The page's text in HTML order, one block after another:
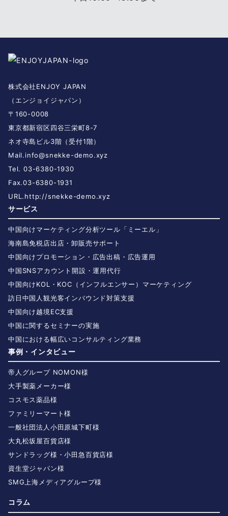
株式会社ENJOY JAPAN
（エンジョイジャパン）
〒160-0008
東京都新宿区四谷三栄町8-7
ネオ寺島ビル3階（受付1階）
Mail.info@snekke-demo.xyz
Tel. 03-6380-1930
Fax.03-6380-1931
URL.http://snekke-demo.xyz
サービス
中国向けマーケティング分析ツール「ミーエル」
海南島免税店出店・卸販売サポート
中国向けプロモーション・広告出稿・広告運用
中国SNSアカウント開設・運用代行
中国向けKOL・KOC（インフルエンサー）マーケティング
訪日中国人観光客インバウンド対策支援
中国向け越境EC支援
中国に関するセミナーの実施
中国における幅広いコンサルティング業務
事例・インタビュー
帝人グループ NOMON様
大手製薬メーカー様
コスモス薬品様
ファミリーマート様
一般社団法人小田原城下町様
大丸松坂屋百貨店様
サンドラッグ様・小田急百貨店様
資生堂ジャパン様
SMG上海メディアグループ様
コラム